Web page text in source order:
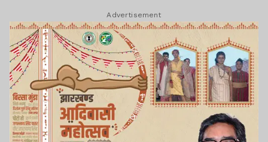
Advertisement